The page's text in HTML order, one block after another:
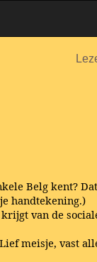
Belg kent?
handtekening.)
van de
meisje, vast